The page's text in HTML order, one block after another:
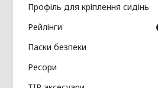
Профіль для кріплення сидінь
Рейлінги
Паски безпеки
Ресори